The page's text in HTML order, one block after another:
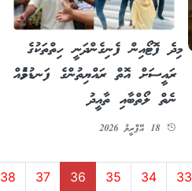
މިދެ ފޮޓޯއިން ފެނިގެންދަނީ ހިތްތަކުގެ
ރައީސަށް އޮތް ރައްޔިތުންގެ ފަނޑުވުމެއް
ނެތް ލޯތްބާއި ތާއީދު
18 އޭޕްރީލު 2026
33
34
35
36
37
38